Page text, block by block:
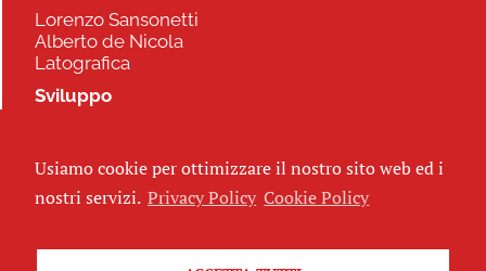
Lorenzo Sansonetti
Alberto de Nicola
Latografica
Sviluppo
Seguici
Usiamo cookie per ottimizzare il nostro sito web ed i
nostri servizi. Privacy Policy Cookie Policy